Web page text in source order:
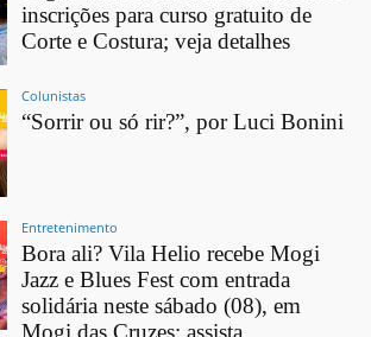
inscrições para curso gratuito de
Corte e Costura; veja detalhes
Colunistas
“Sorrir ou só rir?”, por Luci Bonini
Entretenimento
Bora ali? Vila Helio recebe Mogi
Jazz e Blues Fest com entrada
solidária neste sábado (08), em